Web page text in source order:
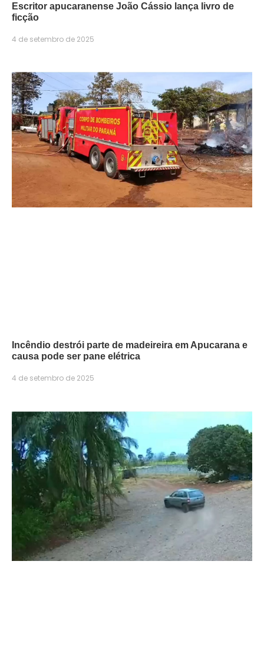
Escritor apucaranense João Cássio lança livro de
ficção
4 de setembro de 2025
Incêndio destrói parte de madeireira em Apucarana e
causa pode ser pane elétrica
4 de setembro de 2025